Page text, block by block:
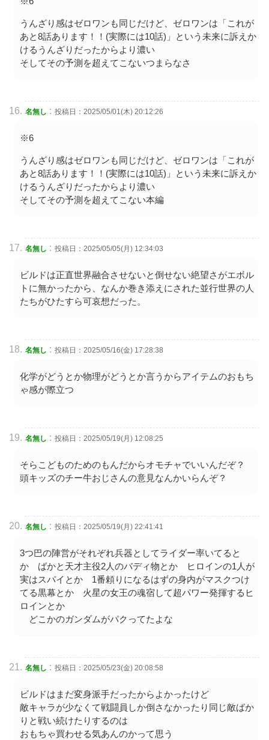
うんざり感はゼロワンも同じだけど、ゼロワンは「これが
あと8話あります！！(実際には10話)」という未来に訴えか
けるうんざりだったからより濃い
そしてその予測を超えてこないつまらなさ
名無し : 投稿日：2025/05/01(木) 20:12:26
※6
うんざり感はゼロワンも同じだけど、ゼロワンは「これが
あと8話あります！！(実際には10話)」という未来に訴えか
けるうんざりだったからより濃い
そしてその予測を超えてこない本編
名無し : 投稿日：2025/05/05(月) 12:34:03
ビルドは正直世界融合させないと倒せない絶望さがエボル
トに無かったから、なんか巻き添えにされた並行世界の人
たちがひたすら可哀想だった。
名無し : 投稿日：2025/05/16(金) 17:28:38
化学がどうとか物理がどうとか言うからアイテムのおもち
ゃ感が際立つ
名無し : 投稿日：2025/05/19(月) 12:08:25
そらこどものためのもんだからオモチャでいいんだぞ？
頭キッズのチー牛おじさんの意見なんかいらんぞ？
名無し : 投稿日：2025/05/19(月) 22:41:41
3つ巴の陣営がそれぞれ兵器としてライダー率いてると
か ばかと天才主役2人のバディ物とか ヒロインの1人が
実はスパイとか 1番頼りになるはずの身内がマスクつけ
てる黒幕とか 火星の女王の魂宿して超パワー発揮するヒ
ロインとか
どこかのガンダムがパクってたよな
名無し : 投稿日：2025/05/23(金) 20:08:58
ビルドはまだ変身派手だったからよかったけど
敵キャラが少なくて戦闘員しか倒さなかったり同じ敵ばか
りと戦い続けたりするのは
おもちゃ買わせる気あんのかって思う